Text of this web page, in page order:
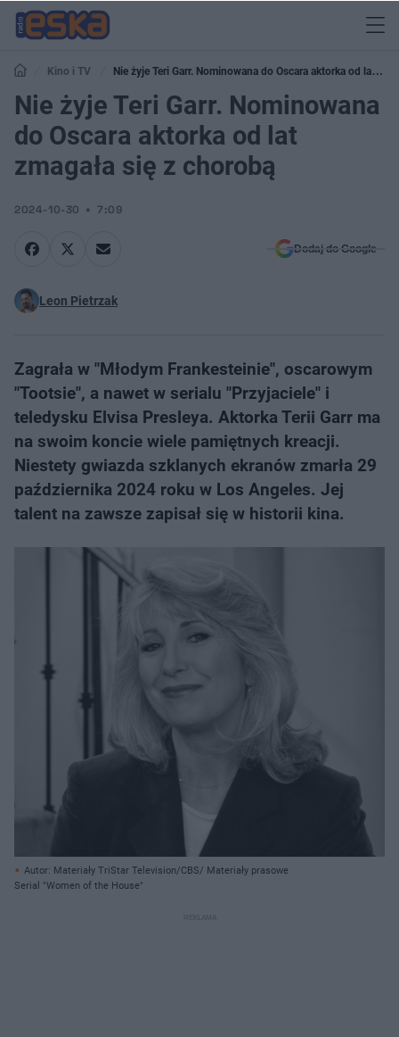
Kino i TV
Nie żyje Teri Garr. Nominowana do Oscara aktorka od lat
zmagała się z chorobą
Nie żyje Teri Garr. Nominowana
do Oscara aktorka od lat
zmagała się z chorobą
2024-10-30 7:09
Dodaj do Google
Leon Pietrzak
Zagrała w "Młodym Frankesteinie", oscarowym
"Tootsie", a nawet w serialu "Przyjaciele" i
teledysku Elvisa Presleya. Aktorka Terii Garr ma
na swoim koncie wiele pamiętnych kreacji.
Niestety gwiazda szklanych ekranów zmarła 29
października 2024 roku w Los Angeles. Jej
talent na zawsze zapisał się w historii kina.
Autor: Materiały TriStar Television/CBS/ Materiały prasowe
Serial "Women of the House"